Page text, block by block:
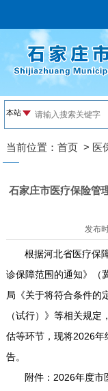
当前位置： 首页> 医
石家庄市医疗保险管
发布
根据河北省医疗保
诊保障范围的通知》（
局《关于将符合条件的
（试行）》等相关规
估等环节，现将2026年
告。
附件： 2026年度市